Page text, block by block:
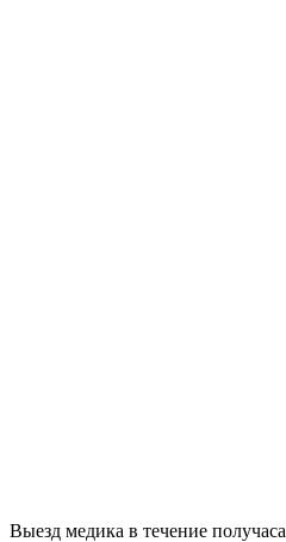
Выезд медика в течение получаса